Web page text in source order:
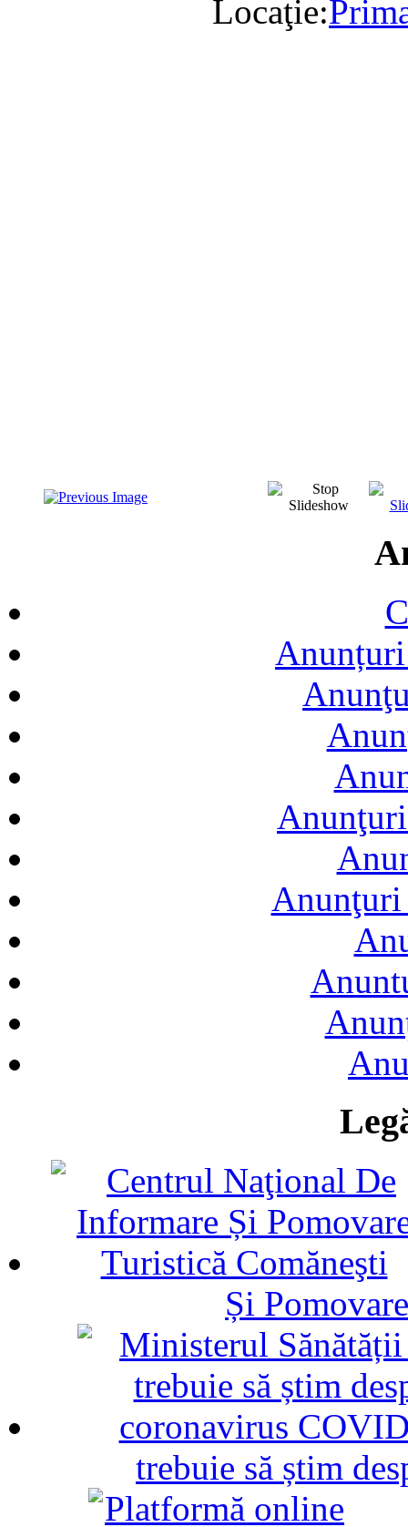
Locaţie:
Și
trebuie să știm